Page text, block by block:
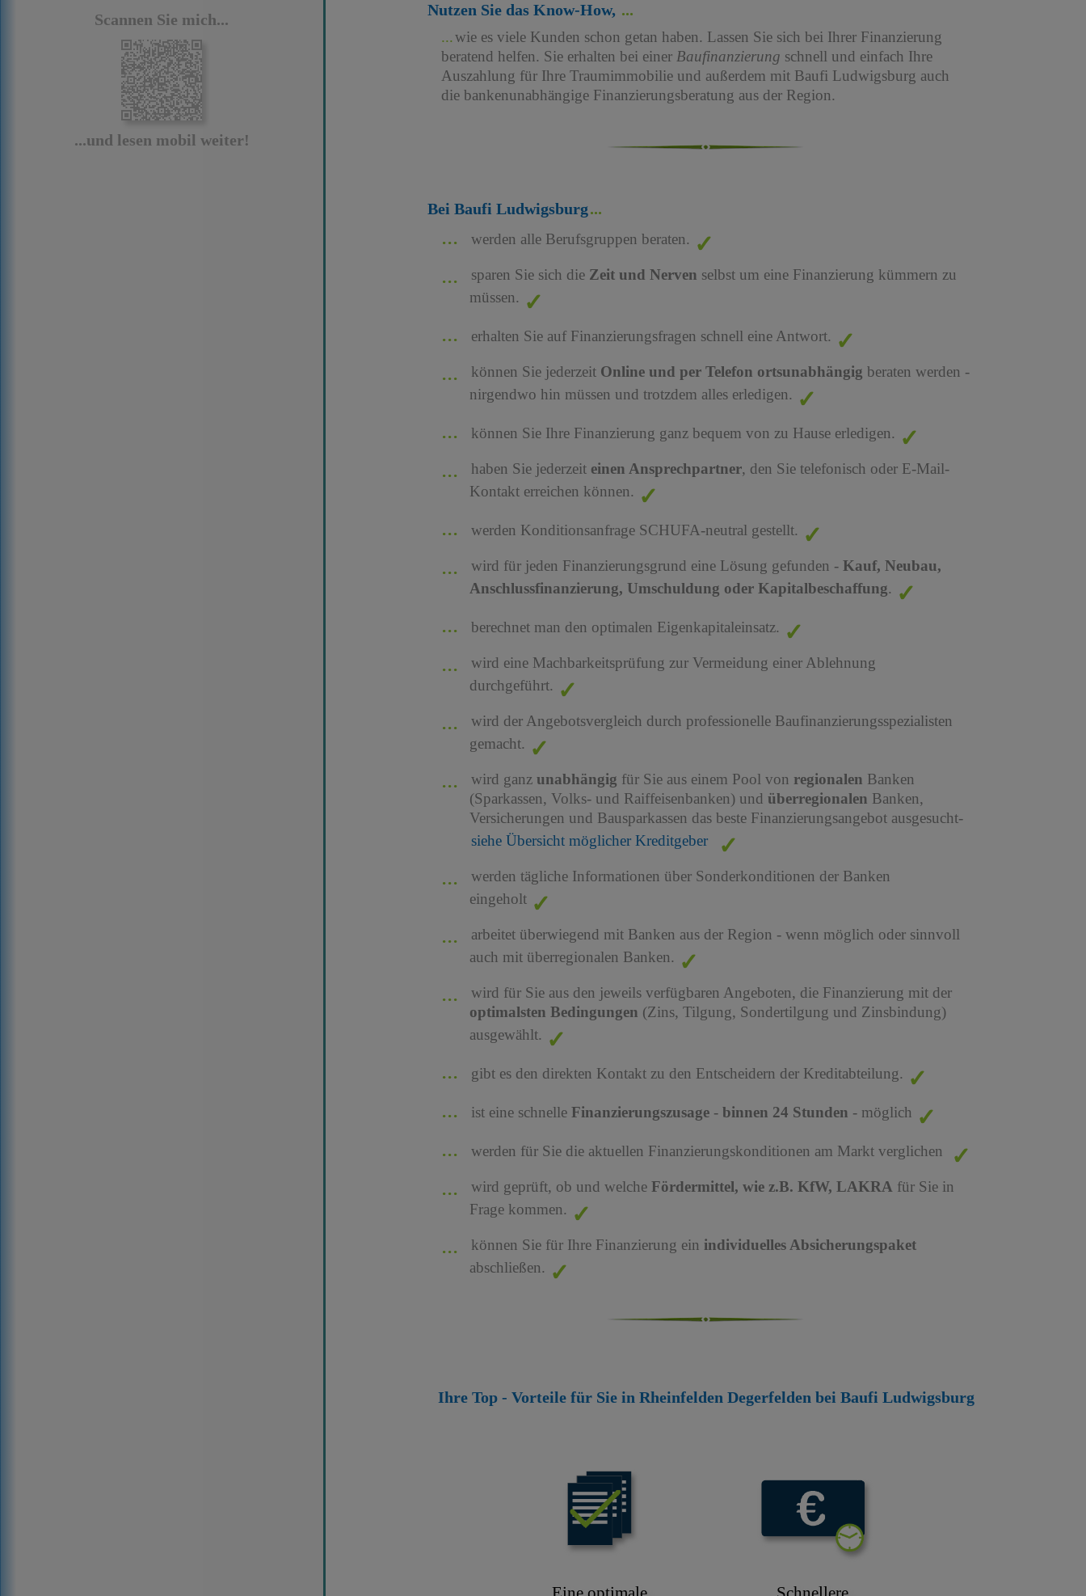
Scannen Sie mich...
...und lesen mobil weiter!
Nutzen Sie das Know-How,
wie es viele Kunden schon getan haben. Lassen Sie sich bei Ihrer Finanzierung
beratend helfen. Sie erhalten bei einerBaufinanzierung schnell und einfach Ihre
Auszahlung für Ihre Traumimmobilie und außerdem mit Baufi Ludwigsburg auch
die bankenunabhängige Finanzierungsberatung aus der Region.
Bei Baufi Ludwigsburg
werden alle Berufsgruppen beraten.
sparen Sie sich die Zeit und Nerven selbst um eine Finanzierung kümmern zu
müssen.
erhalten Sie auf Finanzierungsfragen schnell eine Antwort.
können Sie jederzeit Online und per Telefon ortsunabhängig beraten werden -
nirgendwo hin müssen und trotzdem alles erledigen.
können Sie Ihre Finanzierung ganz bequem von zu Hause erledigen.
haben Sie jederzeit einen Ansprechpartner, den Sie telefonisch oder E-Mail-
Kontakt erreichen können.
werden Konditionsanfrage SCHUFA-neutral gestellt.
wird für jeden Finanzierungsgrund eine Lösung gefunden - Kauf, Neubau,
Anschlussfinanzierung, Umschuldung oder Kapitalbeschaffung.
berechnet man den optimalen Eigenkapitaleinsatz.
wird eine Machbarkeitsprüfung zur Vermeidung einer Ablehnung
durchgeführt.
wird der Angebotsvergleich durch professionelle Baufinanzierungsspezialisten
gemacht.
wird ganz unabhängig für Sie aus einem Pool von regionalen Banken
(Sparkassen, Volks- und Raiffeisenbanken) und überregionalen Banken,
Versicherungen und Bausparkassen das beste Finanzierungsangebot ausgesucht-
siehe Übersicht möglicher Kreditgeber
werden tägliche Informationen über Sonderkonditionen der Banken
eingeholt
arbeitet überwiegend mit Banken aus der Region - wenn möglich oder sinnvoll
auch mit überregionalen Banken.
wird für Sie aus den jeweils verfügbaren Angeboten, die Finanzierung mit der
optimalsten Bedingungen (Zins, Tilgung, Sondertilgung und Zinsbindung)
ausgewählt.
gibt es den direkten Kontakt zu den Entscheidern der Kreditabteilung.
ist eine schnelle Finanzierungszusage- binnen 24 Stunden - möglich
werden für Sie die aktuellen Finanzierungskonditionen am Markt verglichen
wird geprüft, ob und welche Fördermittel, wie z.B. KfW, LAKRA für Sie in
Frage kommen.
können Sie für Ihre Finanzierung ein individuelles Absicherungspaket
abschließen.
Ihre Top - Vorteile für Sie in Rheinfelden Degerfelden bei Baufi Ludwigsburg
Eine optimale Schnellere